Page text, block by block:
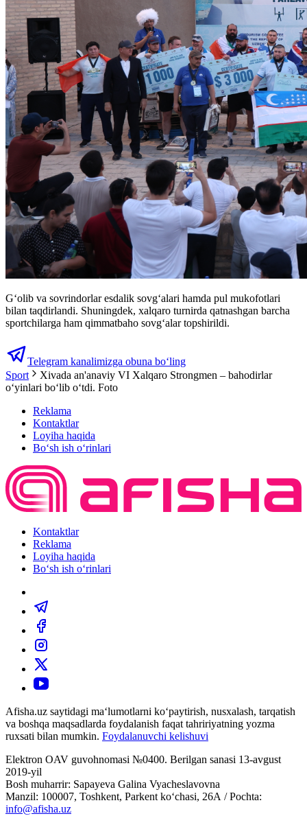
G‘olib va sovrindorlar esdalik sovg‘alari hamda pul mukofotlari
bilan taqdirlandi. Shuningdek, xalqaro turnirda qatnashgan barcha
sportchilarga ham qimmatbaho sovg‘alar topshirildi.
Telegram kanalimizga obuna bo‘ling
Sport
Xivada an'anaviy VI Xalqaro Strongmen – bahodirlar
o‘yinlari boʻlib oʻtdi. Foto
Reklama
Kontaktlar
Loyiha haqida
Bo‘sh ish o‘rinlari
Kontaktlar
Reklama
Loyiha haqida
Bo‘sh ish o‘rinlari
Afisha.uz saytidagi ma‘lumotlarni ko‘paytirish, nusxalash, tarqatish
va boshqa maqsadlarda foydalanish faqat tahririyatning yozma
ruxsati bilan mumkin. Foydalanuvchi kelishuvi
Elektron OAV guvohnomasi №0400. Berilgan sanasi 13-avgust
2019-yil
Bosh muharrir: Sapayeva Galina Vyacheslavovna
Manzil: 100007, Toshkent, Parkent ko‘chasi, 26А / Pochta:
info@afisha.uz